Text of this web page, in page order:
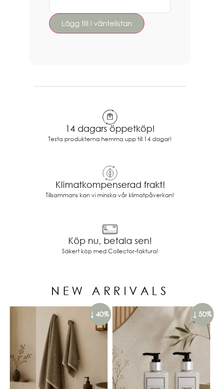
14 dagars öppetköp!
Testa produkterna hemma upp till 14 dagar!
Klimatkompenserad frakt!
Tillsammans kan vi minska vår klimatpåverkan!
Köp nu, betala sen!
Säkert köp med Collector-faktura!
NEW ARRIVALS
↓ 40% ↓ 50%